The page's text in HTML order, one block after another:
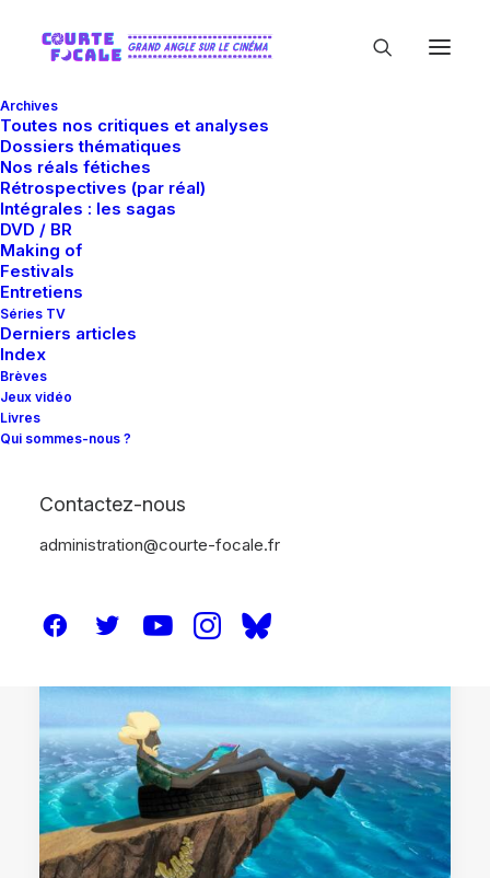
Archives
Toutes nos critiques et analyses
Dossiers thématiques
Nos réals fétiches
Rétrospectives (par réal)
Intégrales : les sagas
DVD / BR
Making of
Festivals
Entretiens
Séries TV
Derniers articles
Index
Brèves
Jeux vidéo
Livres
Qui sommes-nous ?
Contactez-nous
administration@courte-focale.fr